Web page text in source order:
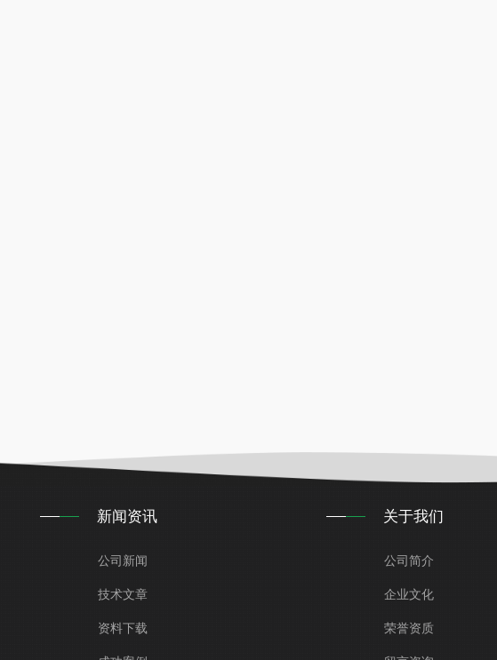
新闻资讯
公司新闻
技术文章
资料下载
关于我们
公司简介
企业文化
荣誉资质